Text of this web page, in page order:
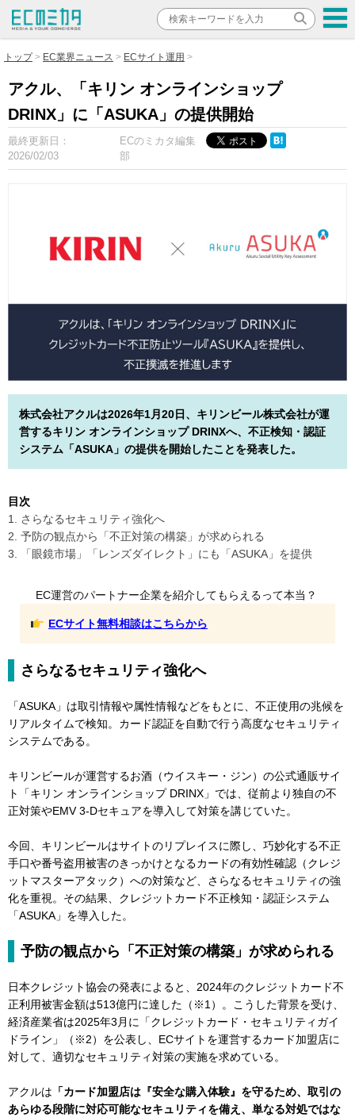
トップ EC業界ニュース ECサイト運用
アクル、「キリン オンラインショップ
DRINX」に「ASUKA」の提供開始
最終更新日：
2026/02/03
ECのミカタ編集
部
株式会社アクルは2026年1月20日、キリンビール株式会社が運
営するキリン オンラインショップ DRINXへ、不正検知・認証
システム「ASUKA」の提供を開始したことを発表した。
目次
1. さらなるセキュリティ強化へ
2. 予防の観点から「不正対策の構築」が求められる
3. 「眼鏡市場」「レンズダイレクト」にも「ASUKA」を提供
EC運営のパートナー企業を紹介してもらえるって本当？
ECサイト無料相談はこちらから
さらなるセキュリティ強化へ
「ASUKA」は取引情報や属性情報などをもとに、不正使用の兆候を
リアルタイムで検知。カード認証を自動で行う高度なセキュリティ
システムである。
キリンビールが運営するお酒（ウイスキー・ジン）の公式通販サイ
ト「キリン オンラインショップ DRINX」では、従前より独自の不
正対策やEMV 3-Dセキュアを導入して対策を講じていた。
今回、キリンビールはサイトのリプレイスに際し、巧妙化する不正
手口や番号盗用被害のきっかけとなるカードの有効性確認（クレジ
ットマスターアタック）への対策など、さらなるセキュリティの強
化を重視。その結果、クレジットカード不正検知・認証システム
「ASUKA」を導入した。
予防の観点から「不正対策の構築」が求められる
日本クレジット協会の発表によると、2024年のクレジットカード不
正利用被害金額は513億円に達した（※1）。こうした背景を受け、
経済産業省は2025年3月に「クレジットカード・セキュリティガイ
ドライン」（※2）を公表し、ECサイトを運営するカード加盟店に
対して、適切なセキュリティ対策の実施を求めている。
アクルは 「カード加盟店は『安全な購入体験』を守るため、取引の
あらゆる段階に対応可能なセキュリティを備え、単なる対処ではな